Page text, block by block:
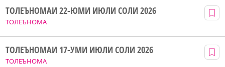
ТОЛЕЪНОМА
ТОЛЕЪНОМАИ 22-ЮМИ ИЮЛИ СОЛИ 2026
ТОЛЕЪНОМА
ТОЛЕЪНОМАИ 17-УМИ ИЮЛИ СОЛИ 2026